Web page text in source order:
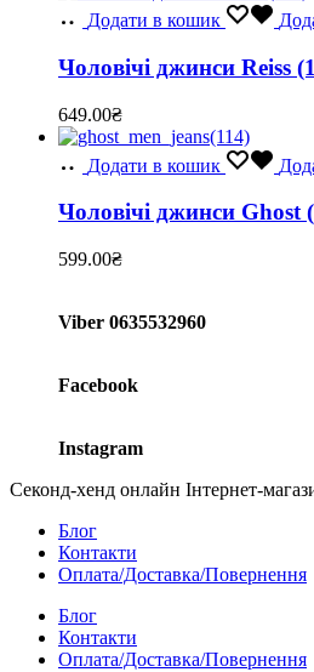
Додати в кошик
Чоловічі джинси Reiss
649.00₴
Додати в кошик
Чоловічі джинси Ghost
599.00₴
Viber 0635532960
Facebook
Instagram
Секонд-хенд онлайн Інтернет-
Блог
Контакти
Оплата/Доставка/Повернення
Блог
Контакти
Оплата/Доставка/Повернення